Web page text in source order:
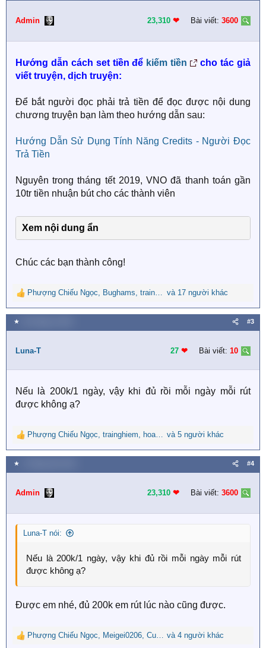
i
n
:
Admin 23,310 ❤︎ Bài viết: 3600
Hướng dẫn cách set tiền để kiếm tiền
cho tác giả
viết truyện, dịch truyện:
Để bắt người đọc phải trả tiền để đọc được nội dung
chương truyện bạn làm theo hướng dẫn sau:
Hướng Dẫn Sử Dụng Tính Năng Credits - Người Đọc
Trả Tiền
Nguyên trong tháng tết 2019, VNO đã thanh toán gần
10tr tiền nhuận bút cho các thành viên
Xem nội dung ẩn
Chúc các bạn thành công!
R
e
a
c
i
n
:
Phượng Chiếu Ngọc, Bughams, trainghiem và 17 người khác
★ #3
Luna-T 27 ❤︎ Bài viết: 10
Nếu là 200k/1 ngày, vậy khi đủ rồi mỗi ngày mỗi rút
được không ạ?
R
e
a
c
i
n
s
Phượng Chiếu Ngọc, trainghiem, hoalan2002 và 5 người khác
★ #4
Admin 23,310 ❤︎ Bài viết: 3600
Luna-T nói:
Nếu là 200k/1 ngày, vậy khi đủ rồi mỗi ngày mỗi rút
được không ạ?
Được em nhé, đủ 200k em rút lúc nào cũng được.
R
Phượng Chiếu Ngọc, Meigei0206, Cute pikachu và 4 người khác